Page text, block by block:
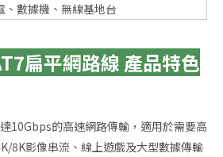
、數據機、無線基地台
扁平網路線 產品特色
10Gbps的高速網路傳輸，適用於需要高
8K影像串流、線上遊戲及大型數據傳輸